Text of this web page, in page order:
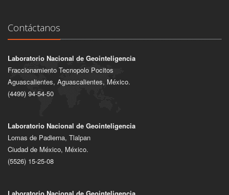
Contáctanos
Laboratorio Nacional de Geointeligencia
Fraccionamiento Tecnopolo Pocitos
Aguascalientes, Aguascalientes, México.
(4499) 94-54-50
Laboratorio Nacional de Geointeligencia
Lomas de Padierna, Tlalpan
Ciudad de México, México.
(5526) 15-25-08